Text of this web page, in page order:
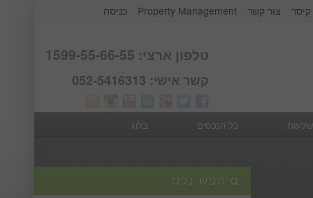
Webmail
כניסה Property Management צור קשר
טלפון ארצי: 1599-55-66-55
קשר אישי: 052-5416313
כל הנכסים בלוג
חפש נכס